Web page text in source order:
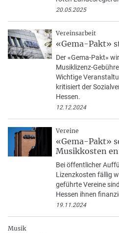
20.05.2025
Vereinsarbeit
«Gema-Pakt»
Der «Gema-Pakt»
Musiklizenz-
Wichtige
kritisiert der
Hessen.
12.12.2024
Vereine
«Gema-Pakt»
Musikkosten
Bei öffentlicher
Lizenzkosten fällig
geführte Vereine
Hessen ihnen
19.11.2024
Musik